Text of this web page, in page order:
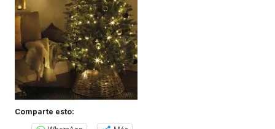
Comparte esto: